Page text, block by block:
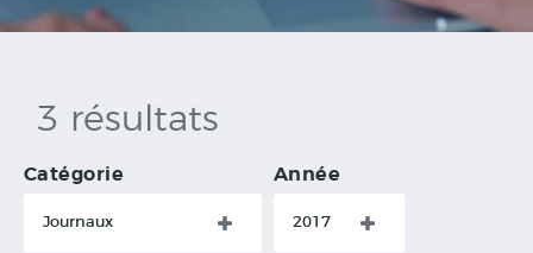
3 résultats
Catégorie
Journaux
Année
2017